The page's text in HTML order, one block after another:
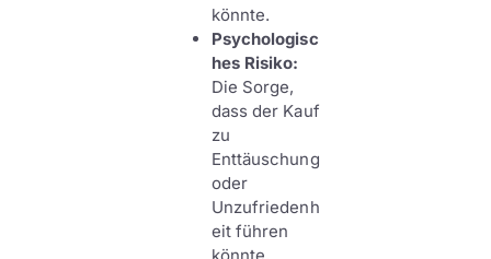
könnte.
Psychologisc
hes Risiko:
Die Sorge,
dass der Kauf
zu
Enttäuschung
oder
Unzufriedenh
eit führen